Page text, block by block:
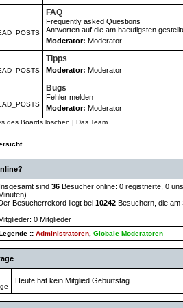
FAQ
Frequently asked Questions
Antworten auf die am haeufigsten
Moderator: Moderator
Tipps
Moderator: Moderator
Bugs
Fehler melden
Moderator: Moderator
des Boards löschen | Das Team
Insgesamt sind 36 Besucher online: 0 registrierte, 0
Besucherrekord liegt bei 10242 Besuchern, die am
0 Mitglieder
:: Administratoren Globale Moderatoren
Heute hat kein Mitglied Geburtstag